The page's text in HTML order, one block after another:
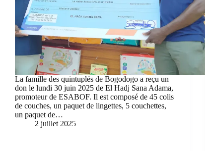
La famille des quintuplés de Bogodogo a reçu un
don le lundi 30 juin 2025 de El Hadj Sana Adama,
promoteur de ESABOF. Il est composé de 45 colis
de couches, un paquet de lingettes, 5 couchettes,
un paquet de…
2 juillet 2025